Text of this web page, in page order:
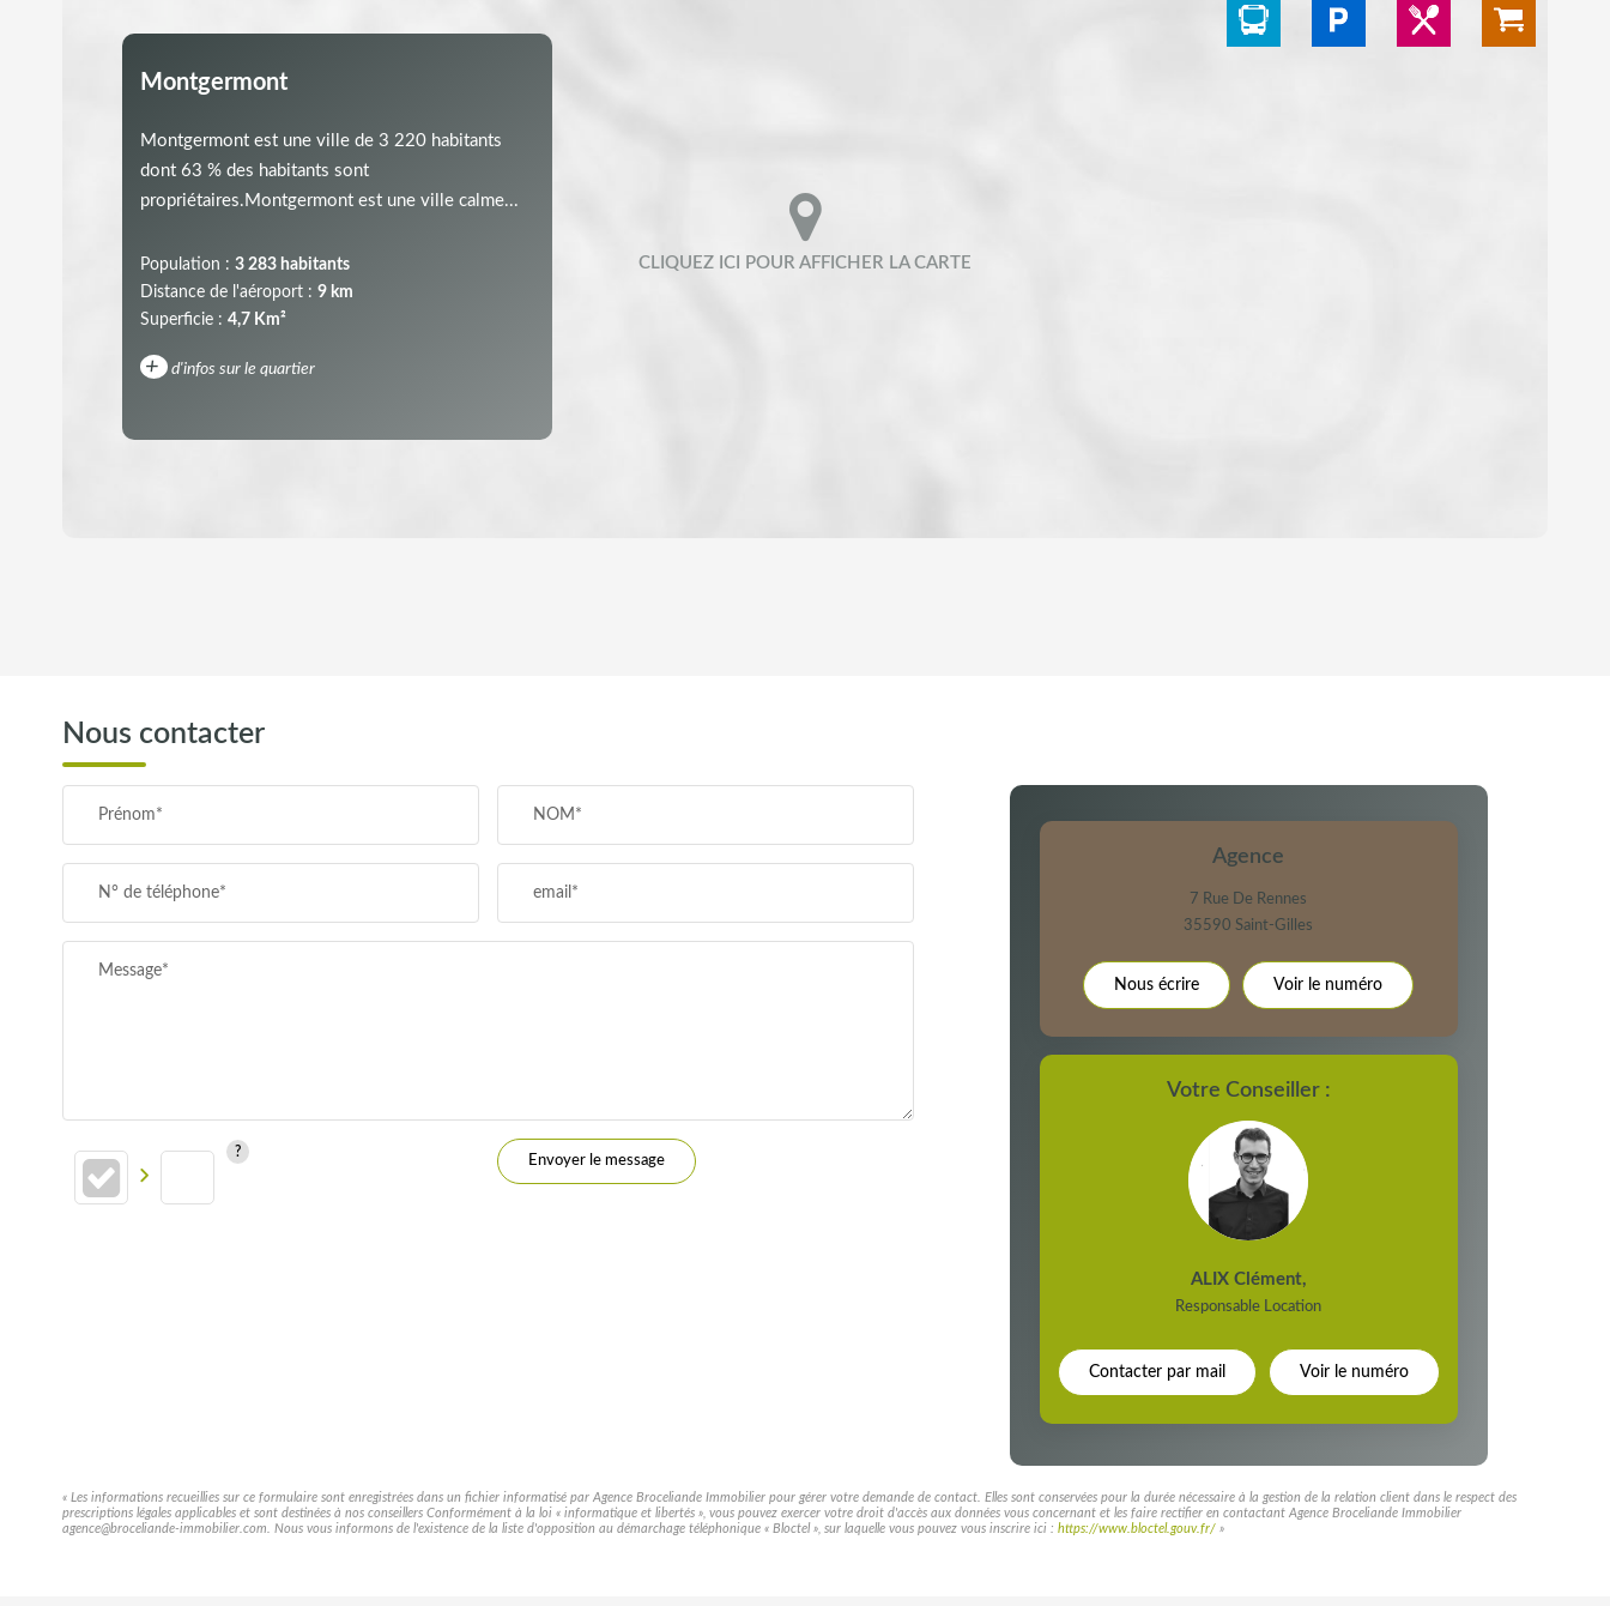
Montgermont
Montgermont est une ville de 3 220 habitants
dont 63 % des habitants sont
propriétaires.Montgermont est une ville calme...
Population : 3 283 habitants
Distance de l'aéroport : 9 km
Superficie : 4,7 Km²
+ d'infos sur le quartier
TAXE FONCIÈRE
RESTAURANTS ET CAFÉS COMMERCES
Nous contacter
Prénom* NOM*
N° de téléphone* email*
Message*
Envoyer le message
Agence
7 Rue De Rennes
35590 Saint-Gilles
Nous écrire Voir le numéro
Votre Conseiller :
ALIX Clément,
Responsable Location
Contacter par mail Voir le numéro
« Les informations recueillies sur ce formulaire sont enregistrées dans un fichier informatisé par Agence Broceliande Immobilier pour gérer votre demande de contact. Elles sont conservées pour la durée nécessaire à la gestion de la relation client dans le respect des
prescriptions légales applicables et sont destinées à nos conseillers Conformément à la loi « informatique et libertés », vous pouvez exercer votre droit d'accès aux données vous concernant et les faire rectifier en contactant Agence Broceliande Immobilier
agence@broceliande-immobilier.com. Nous vous informons de l'existence de la liste d'opposition au démarchage téléphonique « Bloctel », sur laquelle vous pouvez vous inscrire ici : https://www.bloctel.gouv.fr/ »